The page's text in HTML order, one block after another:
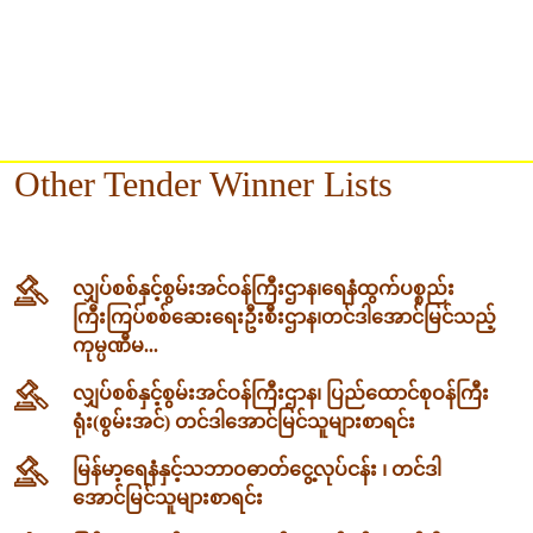
Other Tender Winner Lists
လျှပ်စစ်နှင့်စွမ်းအင်ဝန်ကြီးဌာန၊‌ရေနံထွက်ပစ္စည်း
ကြီးကြပ်စစ်ဆေးရေးဦးစီးဌာန၊တင်ဒါအောင်မြင်သည့်
ကုမ္ပဏီမ...
လျှပ်စစ်နှင့်စွမ်းအင်ဝန်ကြီးဌာန၊ ပြည်ထောင်စုဝန်ကြီး
ရုံး(စွမ်းအင်) တင်ဒါအောင်မြင်သူများစာရင်း
မြန်မာ့ရေနံနှင့်သဘာဝဓာတ်ငွေ့လုပ်ငန်း ၊ တင်ဒါ
အောင်မြင်သူများစာရင်း